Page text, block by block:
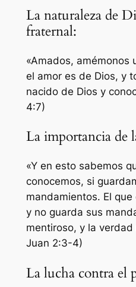
La naturaleza de
fraternal:
«Amados, amémonos
el amor es de Dios, y
nacido de Dios y
4:7)
La importancia de
«Y en esto sabemos
conocemos, si
mandamientos. El que
y no guarda sus
mentiroso, y la verdad
Juan 2:3-4)
La lucha contra el